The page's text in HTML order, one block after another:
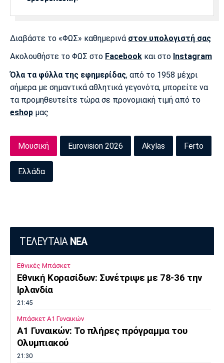
Διαβάστε το «ΦΩΣ» καθημερινά στον υπολογιστή σας
Ακολουθήστε το ΦΩΣ στο Facebook και στο Instagram
Όλα τα φύλλα της εφημερίδας, από το 1958 μέχρι
σήμερα με σημαντικά αθλητικά γεγονότα, μπορείτε να
τα προμηθευτείτε τώρα σε προνομιακή τιμή από το
eshop μας
Μουσική Eurovision 2026 Akylas Ferto
Ελλάδα
ΤΕΛΕΥΤΑΙΑ ΝΕΑ
Εθνικές Μπάσκετ
Εθνική Κορασίδων: Συνέτριψε με 78-36 την
Ιρλανδία
21:45
Μπάσκετ Α1 Γυναικών
A1 Γυναικών: To πλήρες πρόγραμμα του
Ολυμπιακού
21:30